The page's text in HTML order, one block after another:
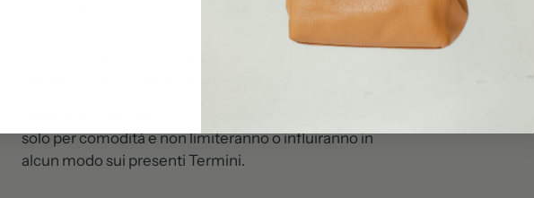
Servizio, l'uso del Servizio o l'accesso al Servizio o
qualsiasi contatto sul sito web tramite il quale il
solo per comodità e non limiteranno o influiranno in
alcun modo sui presenti Termini.